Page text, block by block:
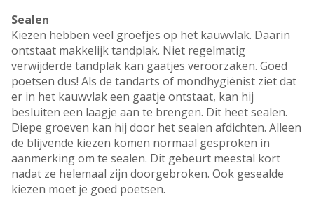
Sealen
Kiezen hebben veel groefjes op het kauwvlak. Daarin
ontstaat makkelijk tandplak. Niet regelmatig
verwijderde tandplak kan gaatjes veroorzaken. Goed
poetsen dus! Als de tandarts of mondhygiënist ziet dat
er in het kauwvlak een gaatje ontstaat, kan hij
besluiten een laagje aan te brengen. Dit heet sealen.
Diepe groeven kan hij door het sealen afdichten. Alleen
de blijvende kiezen komen normaal gesproken in
aanmerking om te sealen. Dit gebeurt meestal kort
nadat ze helemaal zijn doorgebroken. Ook gesealde
kiezen moet je goed poetsen.